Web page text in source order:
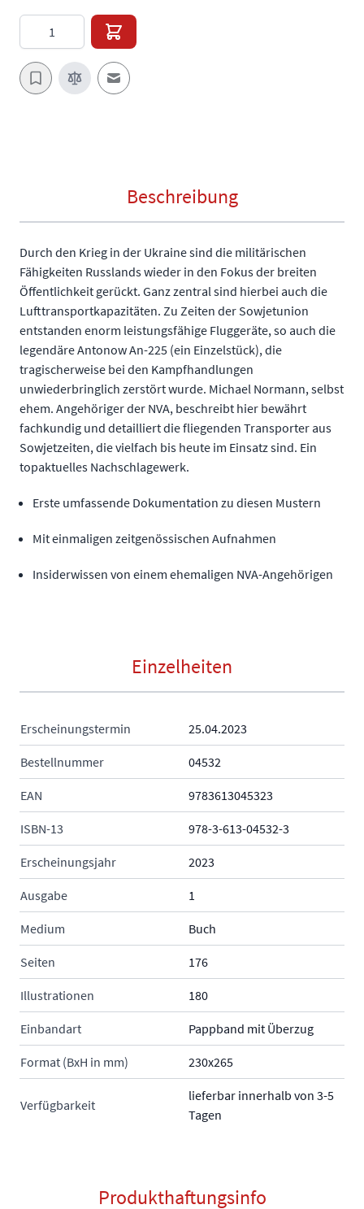
Menge
E-Mail an einen Freund
Beschreibung
Durch den Krieg in der Ukraine sind die militärischen
Fähigkeiten Russlands wieder in den Fokus der breiten
Öffentlichkeit gerückt. Ganz zentral sind hierbei auch die
Lufttransportkapazitäten. Zu Zeiten der Sowjetunion
entstanden enorm leistungsfähige Fluggeräte, so auch die
legendäre Antonow An-225 (ein Einzelstück), die
tragischerweise bei den Kampfhandlungen
unwiederbringlich zerstört wurde. Michael Normann, selbst
ehem. Angehöriger der NVA, beschreibt hier bewährt
fachkundig und detailliert die fliegenden Transporter aus
Sowjetzeiten, die vielfach bis heute im Einsatz sind. Ein
topaktuelles Nachschlagewerk.
Erste umfassende Dokumentation zu diesen Mustern
Mit einmaligen zeitgenössischen Aufnahmen
Insiderwissen von einem ehemaligen NVA-Angehörigen
Einzelheiten
Erscheinungstermin 25.04.2023
Bestellnummer 04532
EAN 9783613045323
ISBN-13 978-3-613-04532-3
Erscheinungsjahr 2023
Ausgabe 1
Medium Buch
Seiten 176
Illustrationen 180
Einbandart Pappband mit Überzug
Format (BxH in mm) 230x265
Verfügbarkeit
lieferbar innerhalb von 3-5
Tagen
Produkthaftungsinfo